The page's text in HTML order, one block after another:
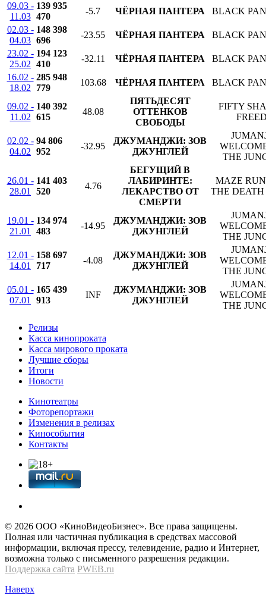
09.03 -
11.03
139 935
470
-5.7 ЧЁРНАЯ ПАНТЕРА
BLACK
02.03 -
04.03
148 398
696
-23.55 ЧЁРНАЯ ПАНТЕРА
BLACK
23.02 -
25.02
194 123
410
-32.11 ЧЁРНАЯ ПАНТЕРА
BLACK
16.02 -
18.02
285 948
779
103.68 ЧЁРНАЯ ПАНТЕРА BLACK
09.02 -
11.02
140 392
615
48.08
ПЯТЬДЕСЯТ
ОТТЕНКОВ
СВОБОДЫ
FIFTY
02.02 -
04.02
94 806
952
-32.95
ДЖУМАНДЖИ: ЗОВ
ДЖУНГЛЕЙ
THE
26.01 -
28.01
141 403
520
4.76
БЕГУЩИЙ В
ЛАБИРИНТЕ:
ЛЕКАРСТВО ОТ
СМЕРТИ
MAZE
THE DEATH
19.01 -
21.01
134 974
483
-14.95
ДЖУМАНДЖИ: ЗОВ
ДЖУНГЛЕЙ
THE
12.01 -
14.01
158 697
717
-4.08
ДЖУМАНДЖИ: ЗОВ
ДЖУНГЛЕЙ
THE
05.01 -
07.01
165 439
913
INF
ДЖУМАНДЖИ: ЗОВ
ДЖУНГЛЕЙ
THE
Релизы
Касса кинопроката
Касса мирового проката
Лучшие сборы
Итоги
Новости
Кинотеатры
Фоторепортажи
Изменения в релизах
Кинособытия
Контакты
© 2026 OOО «КиноВидеоБизнес». Все права защищены.
Полная или частичная публикация в средствах массовой
информации, включая прессу, телевидение, радио и Интернет,
возможна только с письменного разрешения редакции.
Поддержка сайта PWEB.ru
Наверх